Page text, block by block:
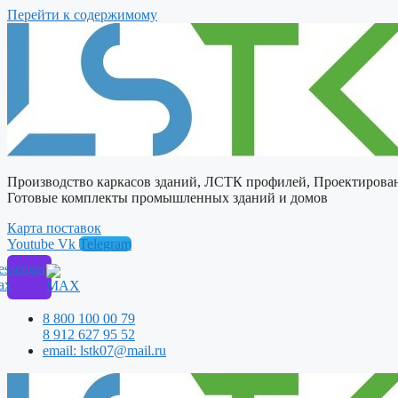
Перейти к содержимому
Производство каркасов зданий, ЛСТК профилей,
Готовые комплекты промышленных зданий и домов
Карта поставок
Youtube Vk Telegram
8 800 100 00 79
8 912 627 95 52
email: lstk07@mail.ru